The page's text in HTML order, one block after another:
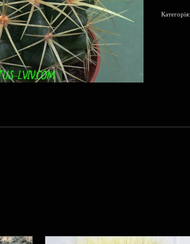
Категорія: